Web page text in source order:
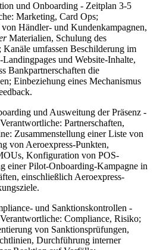
und Onboarding - Zeitplan 3-5
Marketing, Card Ops;
Händler- und Kundenkampagnen,
Materialien, Schulung des
Kanäle umfassen Beschilderung im
und Website-Inhalte,
Bankpartnerschaften die
Einbeziehung eines Mechanismus
und Ausweitung der Präsenz -
Partnerschaften,
Zusammenstellung einer Liste von
von Aeroexpress-Punkten,
Konfiguration von POS-
einer Pilot-Onboarding-Kampagne in
einschließlich Aeroexpress-
und Sanktionskontrollen -
Compliance, Risiko;
von Sanktionsprüfungen,
Durchführung interner